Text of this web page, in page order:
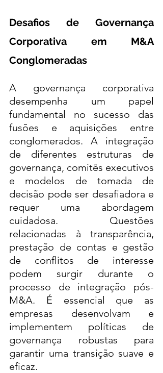
Desafios de Governança
Corporativa em M&A
Conglomeradas
A governança corporativa
desempenha um papel
fundamental no sucesso das
fusões e aquisições entre
conglomerados. A integração
de diferentes estruturas de
governança, comitês executivos
e modelos de tomada de
decisão pode ser desafiadora e
requer uma abordagem
cuidadosa. Questões
relacionadas à transparência,
prestação de contas e gestão
de conflitos de interesse
podem surgir durante o
processo de integração pós-
M&A. É essencial que as
empresas desenvolvam e
implementem políticas de
governança robustas para
garantir uma transição suave e
eficaz.